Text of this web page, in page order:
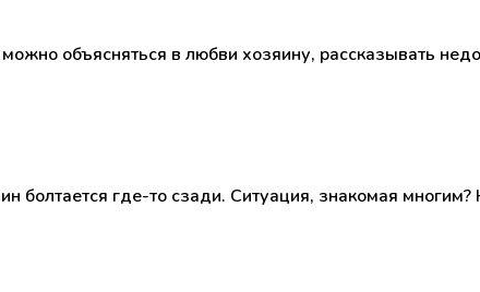
объясняться в любви хозяину, рассказывать
болтается где-то сзади. Ситуация, знакомая